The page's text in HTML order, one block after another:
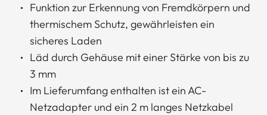
Funktion zur Erkennung von Fremdkörpern und
thermischem Schutz, gewährleisten ein
sicheres Laden
Läd durch Gehäuse mit einer Stärke von bis zu
3 mm
Im Lieferumfang enthalten ist ein AC-
Netzadapter und ein 2 m langes Netzkabel